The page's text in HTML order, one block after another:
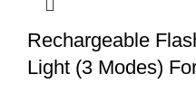
Rechargeable
Light (3 Modes)